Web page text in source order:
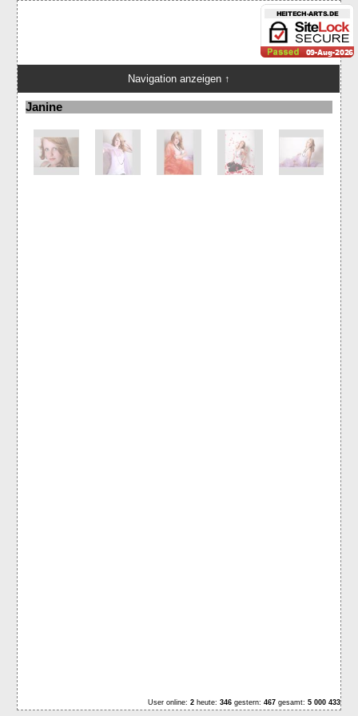
Navigation anzeigen ↑
Janine
User online: 2heute: 346gestern: 467gesamt: 5 000 433